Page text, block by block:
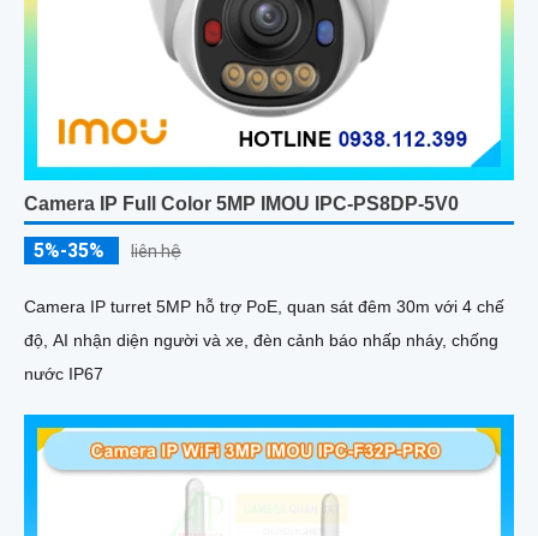
Camera IP Full Color 5MP IMOU IPC-PS8DP-5V0
5%-35% liên hệ
Camera IP turret 5MP hỗ trợ PoE, quan sát đêm 30m với 4 chế
độ, AI nhận diện người và xe, đèn cảnh báo nhấp nháy, chống
nước IP67